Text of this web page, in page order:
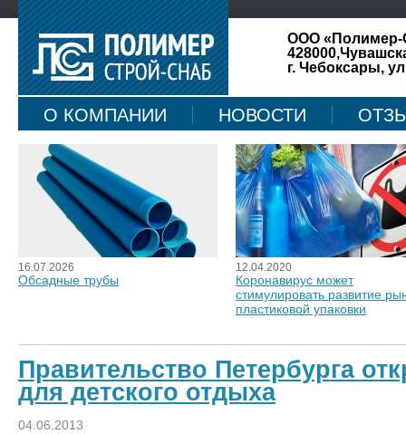
ООО «Полимер-
г. Чебоксары,
О КОМПАНИИ НОВОСТИ
КАРТА САЙТА
16.07.2026
Обсадные трубы
12.04.2020
Коронавирус может
стимулировать развитие
пластиковой упаковки
Правительство Петербурга
для детского отдыха
04.06.2013